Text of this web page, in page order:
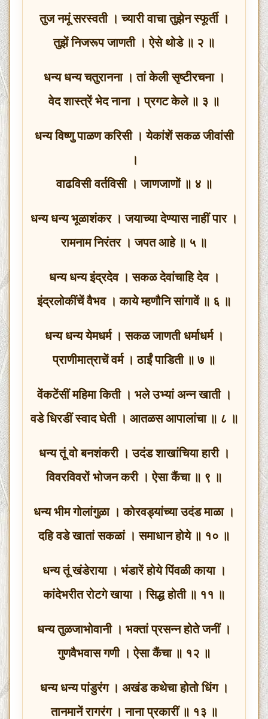
तुज नमूं सरस्वती । च्यारी वाचा तुझेन स्फूर्ती ।
तुझें निजरूप जाणती । ऐसे थोडे ॥ २ ॥
धन्य धन्य चतुरानना । तां केली सृष्टीरचना ।
वेद शास्त्रें भेद नाना । प्रगट केले ॥ ३ ॥
धन्य विष्णु पाळण करिसी । येकांशें सकळ जीवांसी
।
वाढविसी वर्तविसी । जाणजाणों ॥ ४ ॥
धन्य धन्य भूळाशंकर । जयाच्या देण्यास नाहीं पार ।
रामनाम निरंतर । जपत आहे ॥ ५ ॥
धन्य धन्य इंद्रदेव । सकळ देवांचाहि देव ।
इंद्रलोकींचें वैभव । काये म्हणौनि सांगावें ॥ ६ ॥
धन्य धन्य येमधर्म । सकळ जाणती धर्माधर्म ।
प्राणीमात्राचें वर्म । ठाईं पाडिती ॥ ७ ॥
वेंकटेंसीं महिमा किती । भले उभ्यां अन्न खाती ।
वडे धिरडीं स्वाद घेती । आतळस आपालांचा ॥ ८ ॥
धन्य तूं वो बनशंकरी । उदंड शाखांचिया हारी ।
विवरविवरों भोजन करी । ऐसा कैंचा ॥ ९ ॥
धन्य भीम गोलांगुळा । कोरवड्यांच्या उदंड माळा ।
दहि वडे खातां सकळां । समाधान होये ॥ १० ॥
धन्य तूं खंडेराया । भंडारें होये पिंवळी काया ।
कांदेभरीत रोटगे खाया । सिद्ध होती ॥ ११ ॥
धन्य तुळजाभोवानी । भक्तां प्रसन्न होते जनीं ।
गुणवैभवास गणी । ऐसा कैंचा ॥ १२ ॥
धन्य धन्य पांडुरंग । अखंड कथेचा होतो धिंग ।
तानमानें रागरंग । नाना प्रकारीं ॥ १३ ॥